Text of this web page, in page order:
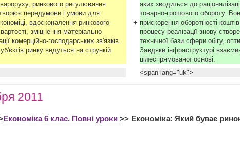
ринкового регулювання
передумови і умови для
вдосконалення ринкового
зміцнення матеріально
комерційно-господарських зв'язків.
ринку ведуться на стрункій
+
яких зводиться до
товарно-грошового обороту.
прискорення оборотності
процесу реалізації знову
технічної бази сфери обігу,
Завдяки інфраструктурі
цілеспрямованої основі.
<span lang="uk">
2011
Економіка 6 клас. Повні уроки >> Економіка: Який буває